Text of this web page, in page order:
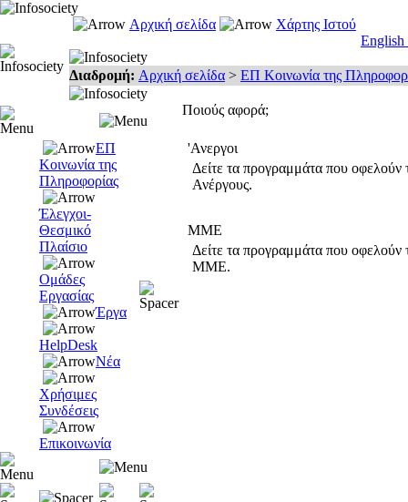
Αρχική σελίδα
Χάρτης Ιστού
English
Διαδρομή: Αρχική σελίδα > ΕΠ Κοινωνία της
ΕΠ
Κοινωνία της
Πληροφορίας
Έλεγχοι-
Θεσμικό
Πλαίσιο
Ομάδες
Εργασίας
Έργα
HelpDesk
Νέα
Χρήσιμες
Συνδέσεις
Επικοινωνία
Ποιούς αφορά;
'Ανεργοι
Δείτε τα προγραμμάτα που οφελούν
Ανέργους.
ΜΜΕ
Δείτε τα προγραμμάτα που οφελούν
ΜΜΕ.